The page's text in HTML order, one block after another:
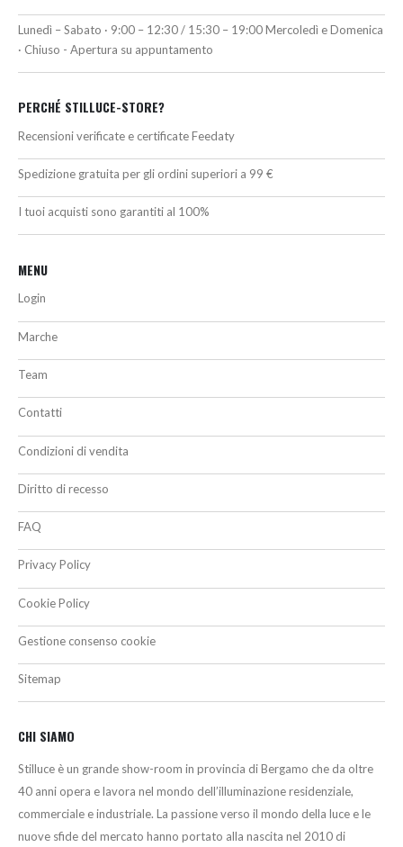
Lunedì – Sabato · 9:00 – 12:30 / 15:30 – 19:00 Mercoledì e Domenica
· Chiuso - Apertura su appuntamento
PERCHÉ STILLUCE-STORE?
Recensioni verificate e certificate Feedaty
Spedizione gratuita per gli ordini superiori a 99 €
I tuoi acquisti sono garantiti al 100%
MENU
Login
Marche
Team
Contatti
Condizioni di vendita
Diritto di recesso
FAQ
Privacy Policy
Cookie Policy
Gestione consenso cookie
Sitemap
CHI SIAMO
Stilluce è un grande show-room in provincia di Bergamo che da oltre
40 anni opera e lavora nel mondo dell’illuminazione residenziale,
commerciale e industriale. La passione verso il mondo della luce e le
nuove sfide del mercato hanno portato alla nascita nel 2010 di